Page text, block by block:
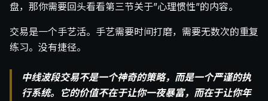
盘，那你需要回头看看第三节关于”心理惯性”的内容。
交易是一个手艺活。手艺需要时间打磨，需要无数次的重复
练习。没有捷径。
中线波段交易不是一个神奇的策略，而是一个严谨的执
行系统。它的价值不在于让你一夜暴富，而在于让你年